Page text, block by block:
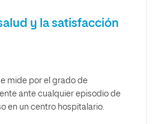
y la satisfacción
mide por el grado de
ante cualquier episodio de
en un centro hospitalario.